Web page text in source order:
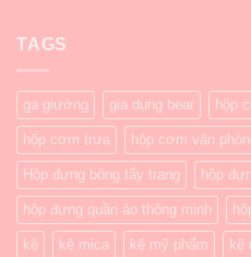
TAGS
ga giường gia dụng bear hộp
hộp cơm trưa hộp cơm văn
Hộp đựng bông tẩy trang hộp
hộp đựng quần áo thông minh
kệ kệ mica kệ mỹ phẩm kệ